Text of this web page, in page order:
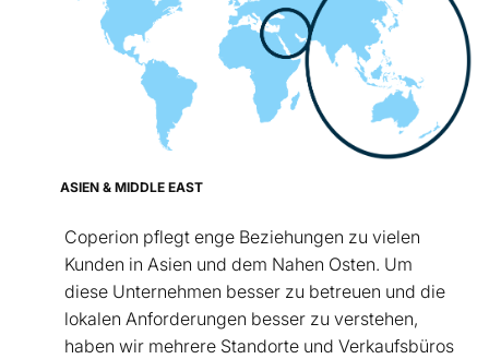
ASIEN & MIDDLE EAST
Coperion pflegt enge Beziehungen zu vielen
Kunden in Asien und dem Nahen Osten. Um
diese Unternehmen besser zu betreuen und die
lokalen Anforderungen besser zu verstehen,
haben wir mehrere Standorte und Verkaufsbüros